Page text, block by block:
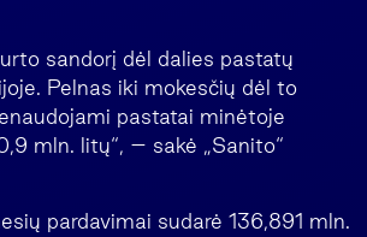
sandorį dėl dalies pastatų
Pelnas iki mokesčių dėl to
pastatai minėtoje
mln. litų“, – sakė „Sanito“
pardavimai sudarė 136,891 mln.